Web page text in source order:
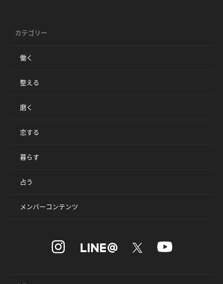
カテゴリー
働く
整える
磨く
恋する
暮らす
占う
メンバーコンテンツ